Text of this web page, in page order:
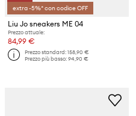
extra -5%* con codice OFF
Liu Jo sneakers ME 04
Prezzo attuale:
84,99 €
Prezzo standard:158,90 €
Prezzo più basso:94,90 €